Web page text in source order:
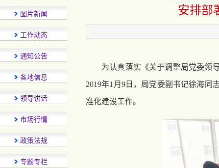
图片新闻
工作动态
通知公告
各地信息
领导讲话
市场行情
政策法规
专题专栏
安排部
为认真落实《关于调整局党委领
2019年1月9日，局党委副书记徐海同
准化建设工作。